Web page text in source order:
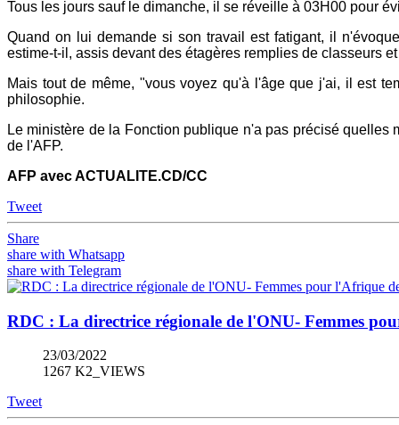
Tous les jours sauf le dimanche, il se réveille à 03H00 pour
Quand on lui demande si son travail est fatigant, il
estime-t-il, assis devant des étagères remplies de classeurs
Mais tout de même, "vous voyez qu'à l'âge que j'ai, il est
philosophie.
Le ministère de la Fonction publique n'a pas précisé
de l'AFP.
AFP avec ACTUALITE.CD/CC
Tweet
Share
share with Whatsapp
share with Telegram
RDC : La directrice régionale de l'ONU- Femmes
23/03/2022
1267 K2_VIEWS
Tweet